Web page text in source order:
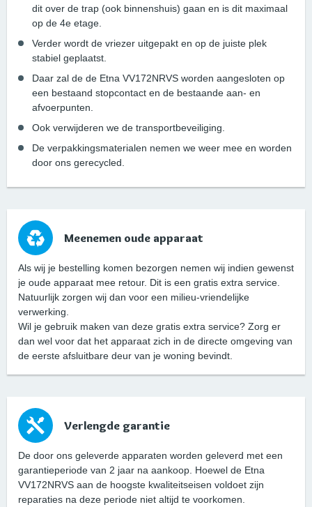
dit over de trap (ook binnenshuis) gaan en is dit maximaal
op de 4e etage.
Verder wordt de vriezer uitgepakt en op de juiste plek
stabiel geplaatst.
Daar zal de de Etna VV172NRVS worden aangesloten op
een bestaand stopcontact en de bestaande aan- en
afvoerpunten.
Ook verwijderen we de transportbeveiliging.
De verpakkingsmaterialen nemen we weer mee en worden
door ons gerecycled.
Meenemen oude apparaat
Als wij je bestelling komen bezorgen nemen wij indien gewenst
je oude apparaat mee retour. Dit is een gratis extra service.
Natuurlijk zorgen wij dan voor een milieu-vriendelijke
verwerking.
Wil je gebruik maken van deze gratis extra service? Zorg er
dan wel voor dat het apparaat zich in de directe omgeving van
de eerste afsluitbare deur van je woning bevindt.
Verlengde garantie
De door ons geleverde apparaten worden geleverd met een
garantieperiode van 2 jaar na aankoop. Hoewel de Etna
VV172NRVS aan de hoogste kwaliteitseisen voldoet zijn
reparaties na deze periode niet altijd te voorkomen.